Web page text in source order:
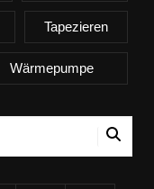
Tapezieren
Wärmepumpe